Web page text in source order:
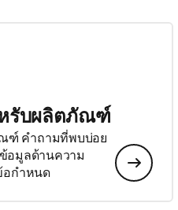
รับผลิตภัณฑ์
ฑ์ คำถามที่พบบ่อย
อมูลด้านความ
อกำหนด